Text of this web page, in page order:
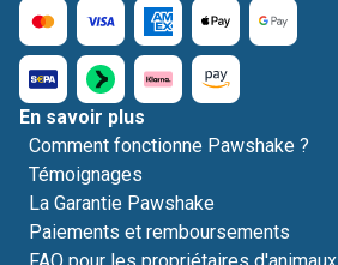
En savoir plus
Comment fonctionne Pawshake ?
Témoignages
La Garantie Pawshake
Paiements et remboursements